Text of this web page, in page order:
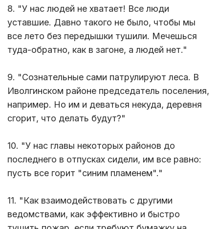
8. "У нас людей не хватает! Все люди
уставшие. Давно такого не было, чтобы мы
все лето без передышки тушили. Мечешься
туда-обратно, как в загоне, а людей нет."
9. "Сознательные сами патрулируют леса. В
Иволгинском районе председатель поселения,
например. Но им и деваться некуда, деревня
сгорит, что делать будут?"
10. "У нас главы некоторых районов до
последнего в отпусках сидели, им все равно:
пусть все горит "синим пламенем"."
11. "Как взаимодействовать с другими
ведомствами, как эффективно и быстро